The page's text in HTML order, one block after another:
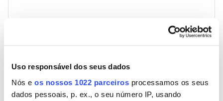
Uso responsável dos seus dados
Nós e os nossos 1022 parceiros processamos os seus
dados pessoais, p. ex., o seu número IP, usando